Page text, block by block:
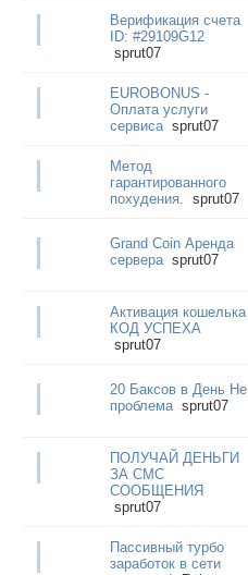
Верификация счета
ID: #29109G12
sprut07
EUROBONUS -
Оплата услуги
сервиса sprut07
Метод
гарантированного
похудения.
sprut07
Grand Coin Аренда
сервера sprut07
Активация кошелька
КОД УСПЕХА
sprut07
20 Баксов в День Не
проблема sprut07
ПОЛУЧАЙ ДЕНЬГИ
ЗА СМС
СООБЩЕНИЯ
sprut07
Пассивный турбо
заработок в сети